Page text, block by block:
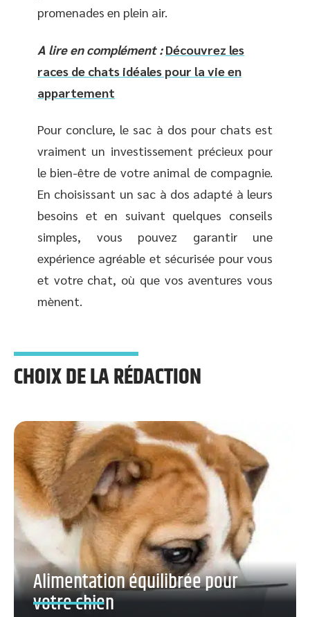
promenades en plein air.
A lire en complément : Découvrez les
races de chats idéales pour la vie en
appartement
Pour conclure, le sac à dos pour chats est
vraiment un investissement précieux pour
le bien-être de votre animal de compagnie.
En choisissant un sac à dos adapté à leurs
besoins et en suivant quelques conseils
simples, vous pouvez garantir une
expérience agréable et sécurisée pour vous
et votre chat, où que vos aventures vous
mènent.
CHOIX DE LA RÉDACTION
Alimentation équilibrée pour
votre chien